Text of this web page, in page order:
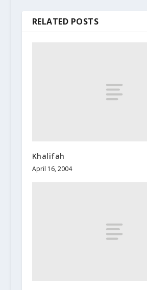
RELATED POSTS
Khalifah
April 16, 2004